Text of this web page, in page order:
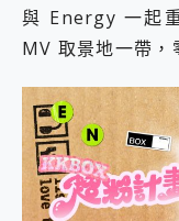
與 Energy 一起
MV 取景地一帶，